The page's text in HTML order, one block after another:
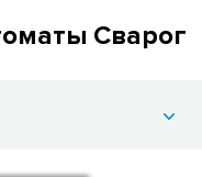
Сварог